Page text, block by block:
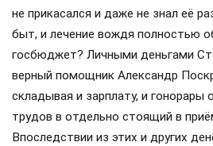
не прикасался и даже не знал её
быт, и лечение вождя полностью
госбюджет? Личными деньгами
верный помощник Александр
складывая и зарплату, и гонорары
трудов в отдельно стоящий в
Впоследствии из этих и других